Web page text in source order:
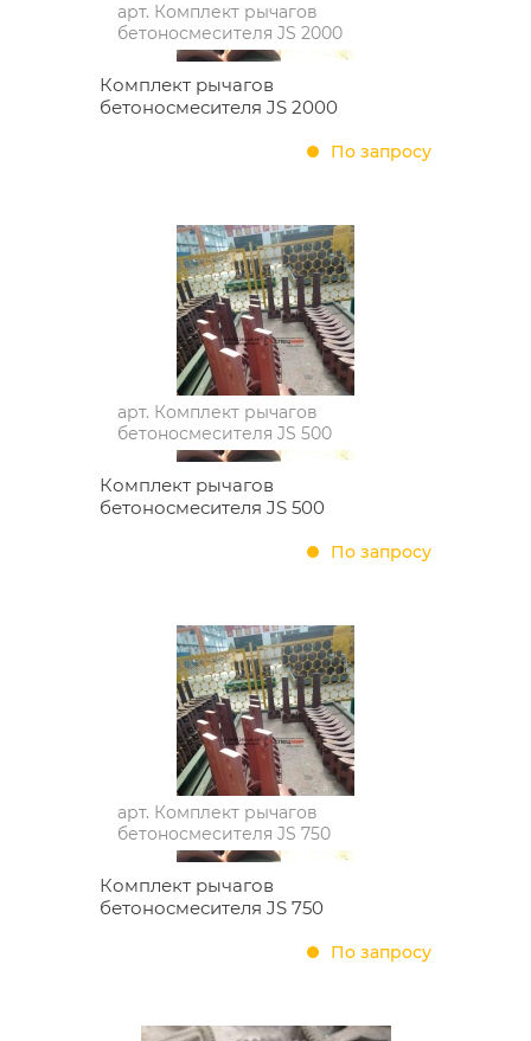
арт. Комплект рычагов
бетоносмесителя JS 2000
Комплект рычагов
бетоносмесителя JS 2000
По запросу
арт. Комплект рычагов
бетоносмесителя JS 500
Комплект рычагов
бетоносмесителя JS 500
По запросу
арт. Комплект рычагов
бетоносмесителя JS 750
Комплект рычагов
бетоносмесителя JS 750
По запросу